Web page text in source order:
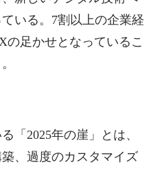
いる。7割以上の企業経
の足かせとなっているこ
「2025年の崖」とは、
、過度のカスタマイズ